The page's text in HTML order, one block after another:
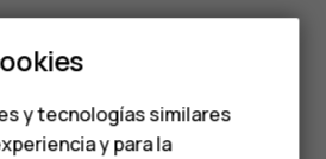
de gama
y tecnologías similares
y para la